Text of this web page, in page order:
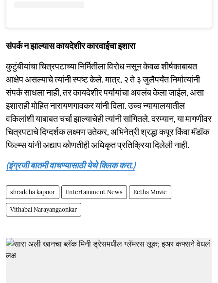
संपर्क न झाल्यास कायदेशीर कारवाईचा इशारा
कुटुंबीयांचा चित्रपटाच्या निर्मितीला विरोध नसून केवळ शीर्षकाबाबत
आक्षेप असल्याचे त्यांनी स्पष्ट केले. मात्र, २ ते ३ जुलैपर्यंत निर्मात्यांनी
संपर्क साधला नाही, तर कायदेशीर पर्यायांचा अवलंब केला जाईल, असा
इशाराही मोहित नारायणगावकर यांनी दिला. उच्च न्यायालयातील
वकिलांशी याबाबत चर्चा झाल्याचेही त्यांनी सांगितले. दरम्यान, या मागणीवर
चित्रपटाचे दिग्दर्शक लक्ष्मण उतेकर, अभिनेत्री श्रद्धा कपूर किंवा मॅडॉक
फिल्म्स यांनी अद्याप कोणतीही अधिकृत प्रतिक्रिया दिलेली नाही.
(इंग्रजी बातमी वाचण्यासाठी येथे क्लिक करा.)
shraddha kapoor Entertainment News Eetha Movie
Vithabai Narayangaonkar